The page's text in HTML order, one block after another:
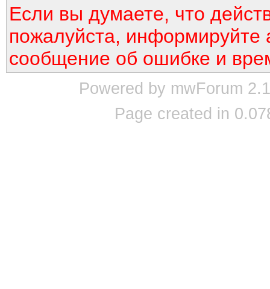
Если вы думаете, что
пожалуйста, информируйте
сообщение об ошибке и
Powered by mwForum
Page created in